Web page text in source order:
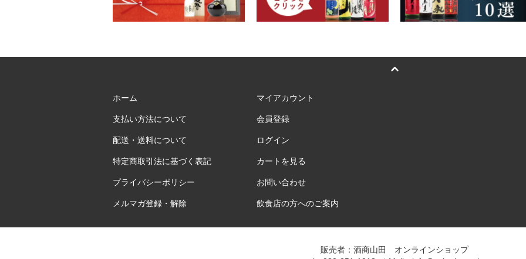
ホーム
支払い方法について
配送・送料について
特定商取引法に基づく表記
プライバシーポリシー
メルマガ登録・解除
マイアカウント
会員登録
ログイン
カートを見る
お問い合わせ
飲食店の方へのご案内
販売者：酒商山田 オンラインショップ